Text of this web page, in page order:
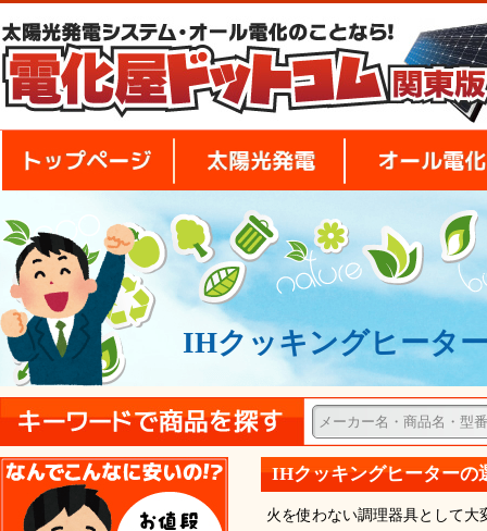
トップページ 太陽光発電
IHクッキングヒータ
IHクッキングヒーターの
火を使わない調理器具として
安さの秘密